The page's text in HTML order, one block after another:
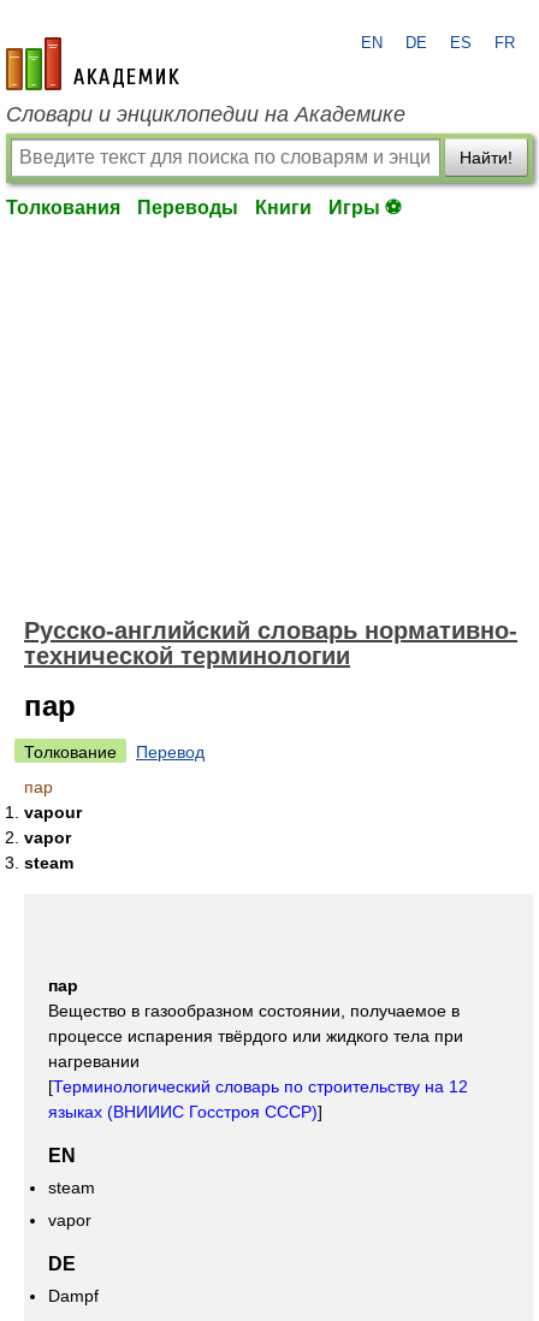
academic.ru
EN DE ES FR
Словари и энциклопедии на Академике
Найти!
Толкования Переводы Книги Игры ⚽
Русско-английский словарь нормативно-
технической терминологии
пар
Толкование
Перевод
пар
vapour
vapor
steam
пар
Вещество в газообразном состоянии, получаемое в
процессе испарения твёрдого или жидкого тела при
нагревании
[Терминологический словарь по строительству на 12
языках (ВНИИИС Госстроя СССР)]
EN
steam
vapor
DE
Dampf